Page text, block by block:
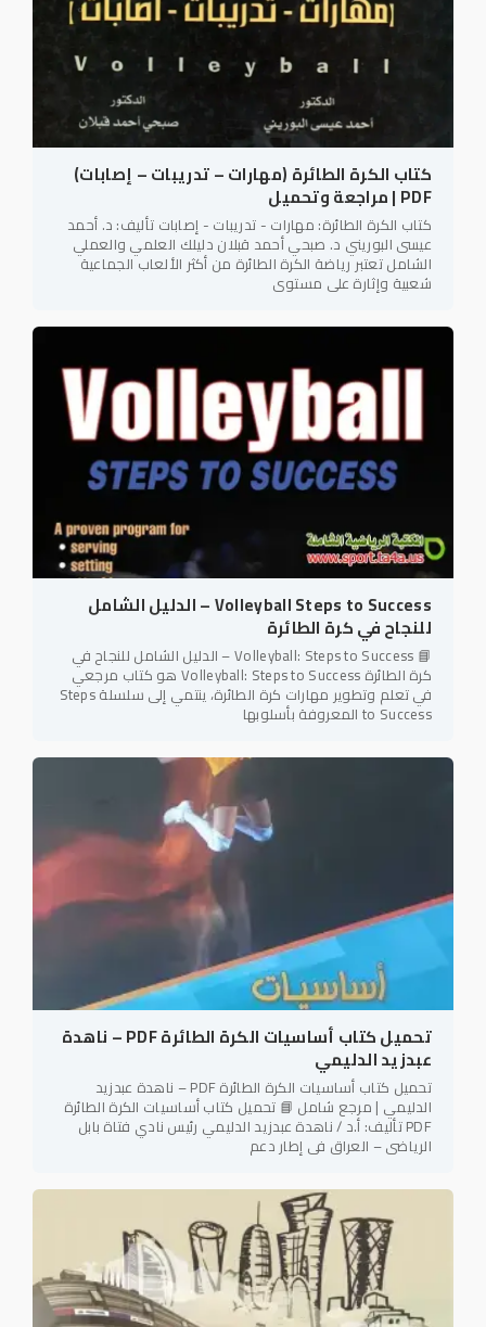
كتاب الكرة الطائرة (مهارات – تدريبات – إصابات)
PDF | مراجعة وتحميل
كتاب الكرة الطائرة: مهارات - تدريبات - إصابات تأليف: د. أحمد
عيسى البوريني د. صبحي أحمد قبلان دليلك العلمي والعملي
الشامل تعتبر رياضة الكرة الطائرة من أكثر الألعاب الجماعية
شعبية وإثارة على مستوى
Volleyball Steps to Success – الدليل الشامل
للنجاح في كرة الطائرة
📘 Volleyball: Steps to Success – الدليل الشامل للنجاح في
كرة الطائرة Volleyball: Steps to Success هو كتاب مرجعي
في تعلم وتطوير مهارات كرة الطائرة، ينتمي إلى سلسلة Steps
to Success المعروفة بأسلوبها
تحميل كتاب أساسيات الكرة الطائرة PDF – ناهدة
عبدزيد الدليمي
تحميل كتاب أساسيات الكرة الطائرة PDF – ناهدة عبدزيد
الدليمي | مرجع شامل 📘 تحميل كتاب أساسيات الكرة الطائرة
PDF تأليف: أ.د / ناهدة عبدزيد الدليمي رئيس نادي فتاة بابل
الرياضي – العراق في إطار دعم